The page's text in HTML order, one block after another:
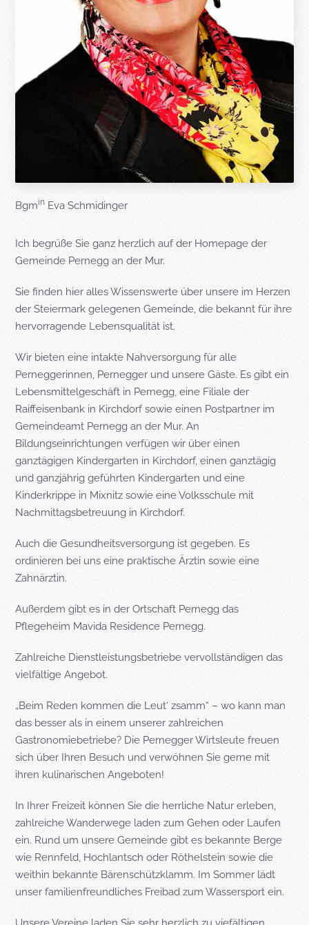
Bgmin Eva Schmidinger
Ich begrüße Sie ganz herzlich auf der Homepage der
Gemeinde Pernegg an der Mur.
Sie finden hier alles Wissenswerte über unsere im Herzen
der Steiermark gelegenen Gemeinde, die bekannt für ihre
hervorragende Lebensqualität ist.
Wir bieten eine intakte Nahversorgung für alle
Perneggerinnen, Pernegger und unsere Gäste. Es gibt ein
Lebensmittelgeschäft in Pernegg, eine Filiale der
Raiffeisenbank in Kirchdorf sowie einen Postpartner im
Gemeindeamt Pernegg an der Mur. An
Bildungseinrichtungen verfügen wir über einen
ganztägigen Kindergarten in Kirchdorf, einen ganztägig
und ganzjährig geführten Kindergarten und eine
Kinderkrippe in Mixnitz sowie eine Volksschule mit
Nachmittagsbetreuung in Kirchdorf.
Auch die Gesundheitsversorgung ist gegeben. Es
ordinieren bei uns eine praktische Ärztin sowie eine
Zahnärztin.
Außerdem gibt es in der Ortschaft Pernegg das
Pflegeheim Mavida Residence Pernegg.
Zahlreiche Dienstleistungsbetriebe vervollständigen das
vielfältige Angebot.
„Beim Reden kommen die Leut‘ zsamm“ – wo kann man
das besser als in einem unserer zahlreichen
Gastronomiebetriebe? Die Pernegger Wirtsleute freuen
sich über Ihren Besuch und verwöhnen Sie gerne mit
ihren kulinarischen Angeboten!
In Ihrer Freizeit können Sie die herrliche Natur erleben,
zahlreiche Wanderwege laden zum Gehen oder Laufen
ein. Rund um unsere Gemeinde gibt es bekannte Berge
wie Rennfeld, Hochlantsch oder Röthelstein sowie die
weithin bekannte Bärenschützklamm. Im Sommer lädt
unser familienfreundliches Freibad zum Wassersport ein.